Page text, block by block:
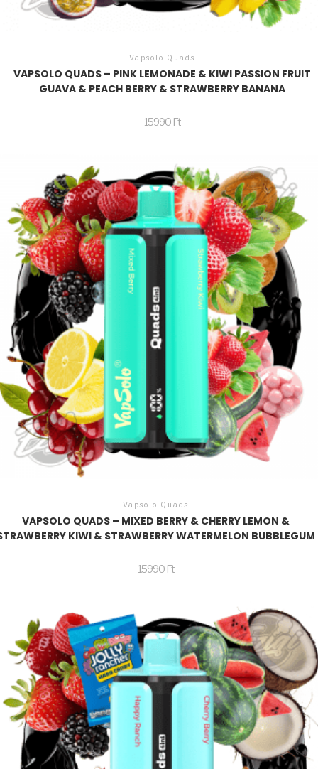
Vapsolo Quads
VAPSOLO QUADS – PINK LEMONADE & KIWI PASSION FRUIT
GUAVA & PEACH BERRY & STRAWBERRY BANANA
15990 Ft
Vapsolo Quads
VAPSOLO QUADS – MIXED BERRY & CHERRY LEMON &
KIWI & STRAWBERRY WATERMELON BUBBLEGUM
15990 Ft